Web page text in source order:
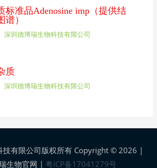
标准品Adenosine imp（提供结
谱）
深圳德博瑞生物科技有限公司
质
深圳德博瑞生物科技有限公司
技有限公司版权所有 Copyright © 2026 |
生物官网 | 粤ICP备17041279号